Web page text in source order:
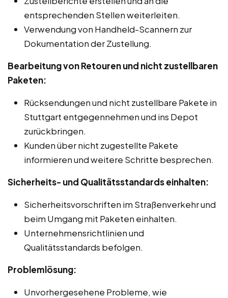
entsprechenden Stellen weiterleiten.
Verwendung von Handheld-Scannern zur
Dokumentation der Zustellung.
Bearbeitung von Retouren und nicht zustellbaren
Paketen:
Rücksendungen und nicht zustellbare Pakete in
Stuttgart entgegennehmen und ins Depot
zurückbringen.
Kunden über nicht zugestellte Pakete
informieren und weitere Schritte besprechen.
Sicherheits- und Qualitätsstandards einhalten:
Sicherheitsvorschriften im Straßenverkehr und
beim Umgang mit Paketen einhalten.
Unternehmensrichtlinien und
Qualitätsstandards befolgen.
Problemlösung:
Unvorhergesehene Probleme, wie